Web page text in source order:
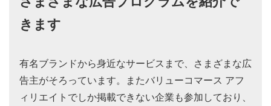
きます
有名ブランドから身近なサービスまで、さまざまな広
告主がそろっています。またバリューコマース アフ
ィリエイトでしか掲載できない企業も参加しており、